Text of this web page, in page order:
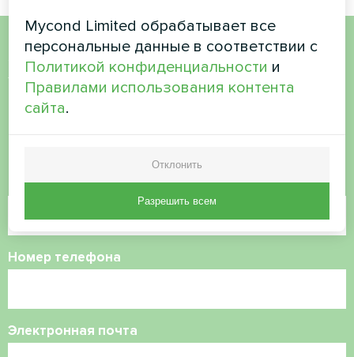
Хотите купить или у вас
есть вопросы?
Имя
Номер телефона
Электронная почта
Mycond Limited обрабатывает все
персональные данные в соответствии с
Политикой конфиденциальности и
Правилами использования контента
сайта.
Отклонить
Разрешить всем